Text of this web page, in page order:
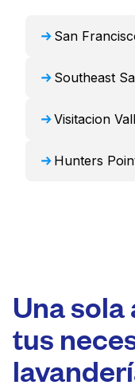
San
Southeast
Visitacion
Hunters
Una
tus